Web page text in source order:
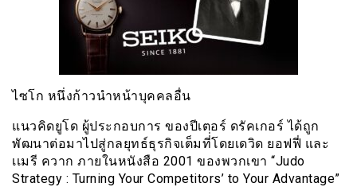
ไซโก หนึ่งก้าวนำหน้าบุคคลอื่น
แนวคิดยูโด ผู้ประกอบการ ของปีเตอร์ ดรัคเกอร์ ได้ถูก
พัฒนาต่อมาไปสู่กลยุทธ์ธุรกิจเต็มที่่โดยเดวิด ยอฟฟี่ และ
เเมรี ควาก ภายในหนังสือ 2001 ของพวกเขา “Judo
Strategy : Turning Your Competitors’ to Your Advantage”